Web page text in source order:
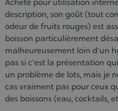
Acheté pour utilisation
description, son goût (tout
odeur de fruits rouges) est
boisson particulièrement
malheureusement loin d'un
pas si c'est la présentation
un problème de lots, mais je
cas vraiment pas pour ceux
des boissons (eau, cocktails,